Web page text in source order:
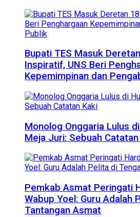
Bupati TES Masuk
Inspiratif, UNS Beri
Kepemimpinan dan
Monolog Onggaria Lulus
Meja Juri: Sebuah
Pemkab Asmat Peringati
Wabup Yoel: Guru Adalah
Tantangan Asmat